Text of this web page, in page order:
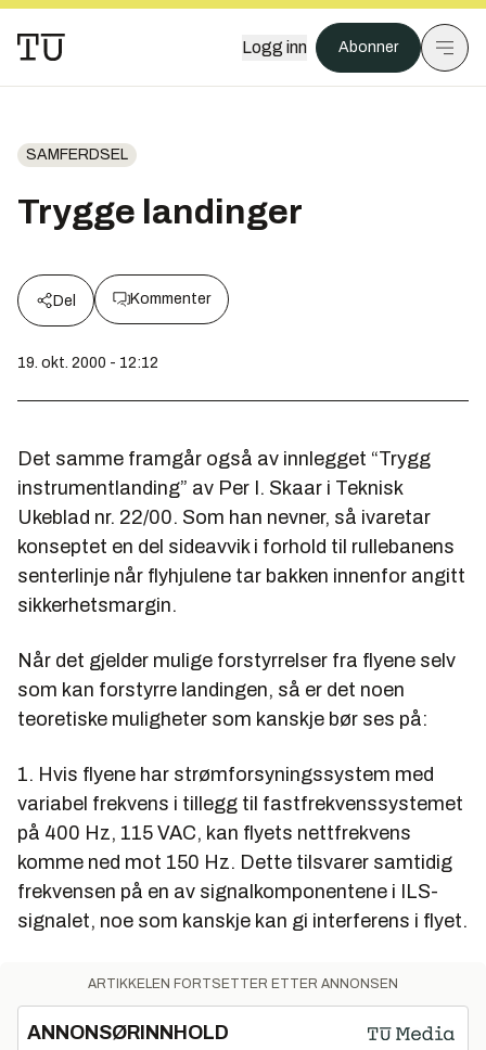
Logg inn Abonner
SAMFERDSEL
Trygge landinger
Del Kommenter
19. okt. 2000 - 12:12
Det samme framgår også av innlegget “Trygg
instrumentlanding” av Per I. Skaar i Teknisk
Ukeblad nr. 22/00. Som han nevner, så ivaretar
konseptet en del sideavvik i forhold til rullebanens
senterlinje når flyhjulene tar bakken innenfor angitt
sikkerhetsmargin.
Når det gjelder mulige forstyrrelser fra flyene selv
som kan forstyrre landingen, så er det noen
teoretiske muligheter som kanskje bør ses på:
1. Hvis flyene har strømforsyningssystem med
variabel frekvens i tillegg til fastfrekvenssystemet
på 400 Hz, 115 VAC, kan flyets nettfrekvens
komme ned mot 150 Hz. Dette tilsvarer samtidig
frekvensen på en av signalkomponentene i ILS-
signalet, noe som kanskje kan gi interferens i flyet.
ARTIKKELEN FORTSETTER ETTER ANNONSEN
ANNONSØRINNHOLD